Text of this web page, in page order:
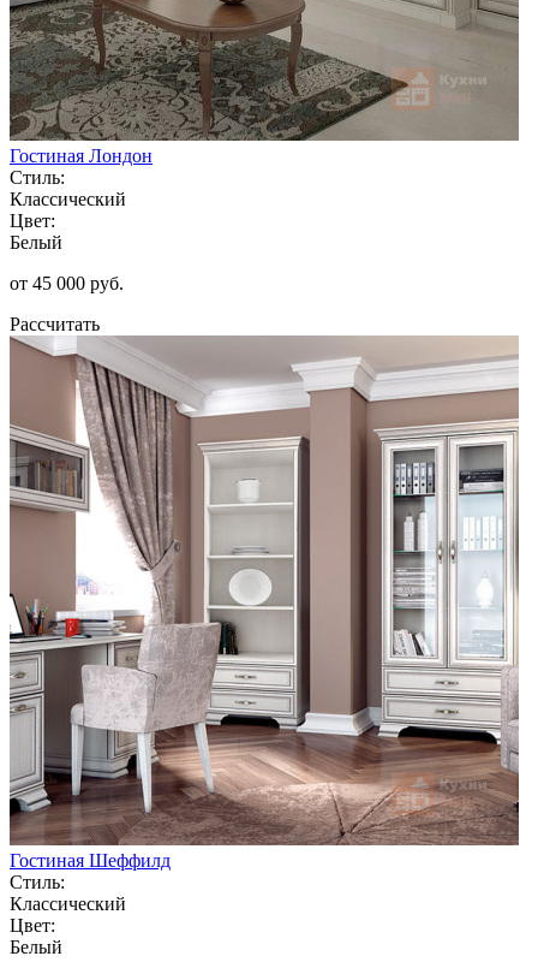
Гостиная Лондон
Стиль:
Классический
Цвет:
Белый
от 45 000 руб.
Рассчитать
Гостиная Шеффилд
Стиль:
Классический
Цвет:
Белый